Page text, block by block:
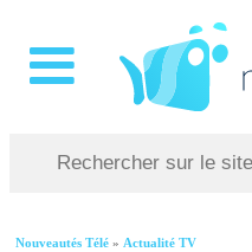
Nouveautés Télé »Actualité TV